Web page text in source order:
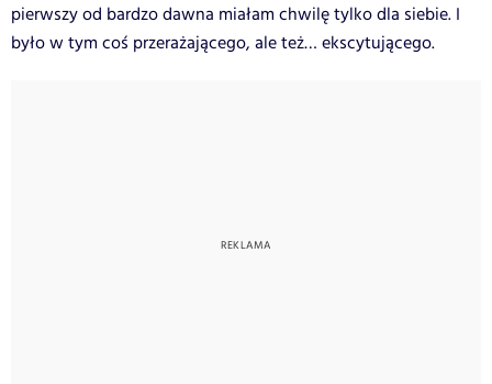
pierwszy od bardzo dawna miałam chwilę tylko dla siebie. I
było w tym coś przerażającego, ale też… ekscytującego.